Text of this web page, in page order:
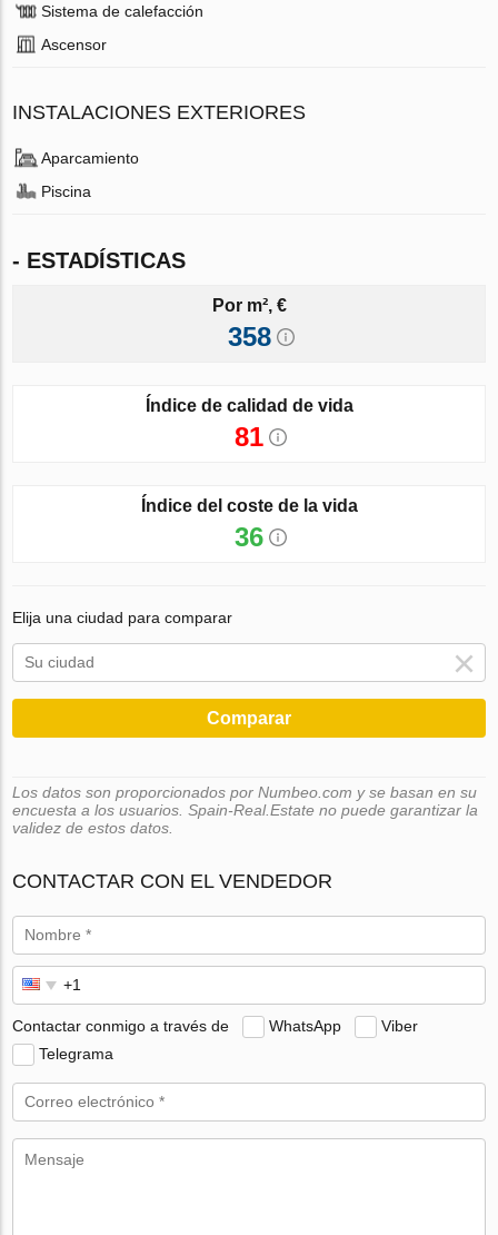
Sistema de calefacción
Ascensor
INSTALACIONES EXTERIORES
Aparcamiento
Piscina
- ESTADÍSTICAS
Por m², €
358
Índice de calidad de vida
81
Índice del coste de la vida
36
Elija una ciudad para comparar
Comparar
Los datos son proporcionados por Numbeo.com y se basan en su
encuesta a los usuarios. Spain-Real.Estate no puede garantizar la
validez de estos datos.
CONTACTAR CON EL VENDEDOR
Contactar conmigo a través de WhatsApp
Viber
Telegrama